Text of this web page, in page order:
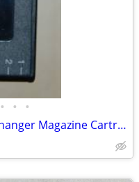
• • •
Porsche 996.645.140.00 6 CD Changer Magazine Cartridge